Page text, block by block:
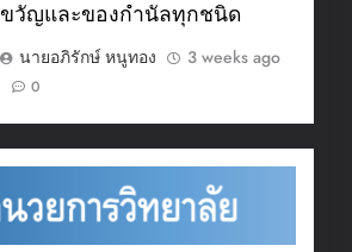
ขวัญและของกำนัลทุกชนิด
นายอภิรักษ์ หนูทอง
3 weeks ago
0